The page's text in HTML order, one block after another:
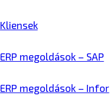
Kliensek
ERP megoldások – SAP
ERP megoldások – Infor